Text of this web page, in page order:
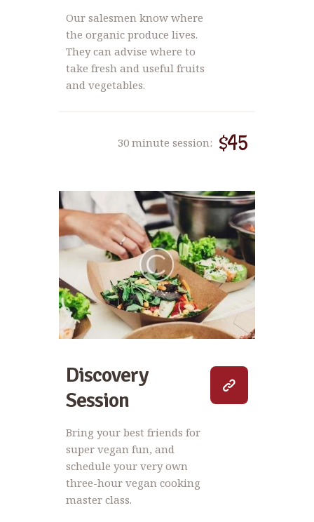
Our salesmen know where
the organic produce lives.
They can advise where to
take fresh and useful fruits
and vegetables.
30 minute session: $45
Discovery
Session
Bring your best friends for
super vegan fun, and
schedule your very own
three-hour vegan cooking
master class.